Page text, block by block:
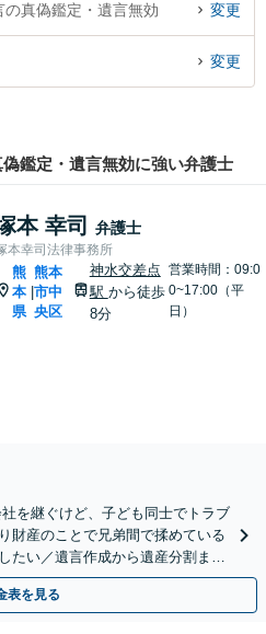
真偽鑑定・遺言無効 変更
変更
鑑定・遺言無効に強い弁護士
本 幸司 弁護士
本幸司法律事務所
熊
本
県
|
熊本
市中
央区
神水交差点
駅 から徒歩
8分
営業時間：09:0
0~17:00（平
日）
を継ぐけど、子ども同士でトラブ
財産のことで兄弟間で揉めている
たい／遺言作成から遺産分割まで
表を見る